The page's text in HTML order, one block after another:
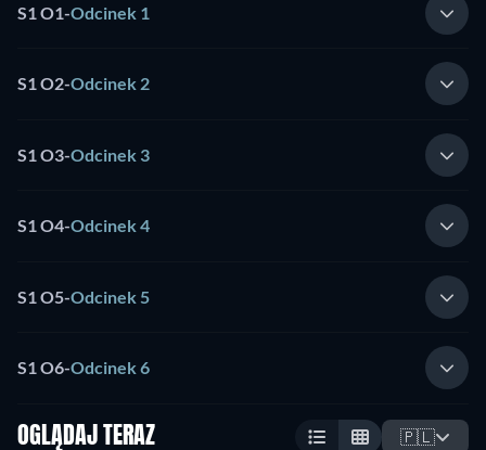
S1 O1-Odcinek 1
S1 O2-Odcinek 2
S1 O3-Odcinek 3
S1 O4-Odcinek 4
S1 O5-Odcinek 5
S1 O6-Odcinek 6
OGLĄDAJ TERAZ 🇵🇱